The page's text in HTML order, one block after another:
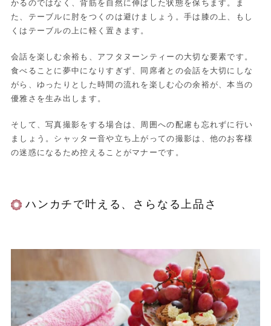
かるのではなく、背筋を自然に伸ばした状態を保ちます。ま
た、テーブルに肘をつくのは避けましょう。手は膝の上、もし
くはテーブルの上に軽く置きます。
会話を楽しむ余裕も、アフタヌーンティーの大切な要素です。
食べることに夢中になりすぎず、同席者との会話を大切にしな
がら、ゆったりとした時間の流れを楽しむ心の余裕が、本当の
優雅さを生み出します。
そして、写真撮影をする場合は、周囲への配慮も忘れずに行い
ましょう。シャッター音や立ち上がっての撮影は、他のお客様
の迷惑になるため控えることがマナーです。
ハンカチで叶える、さらなる上品さ